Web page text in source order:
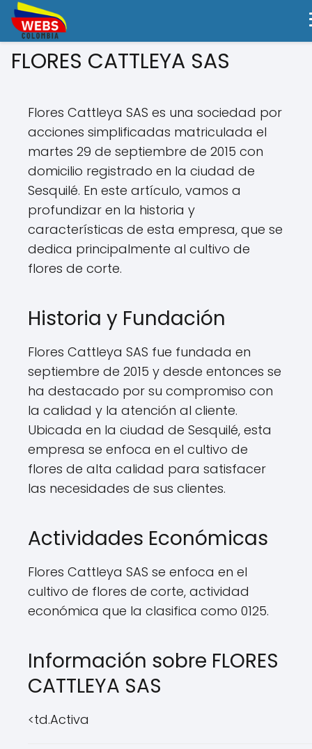
FLORES CATTLEYA SAS
Flores Cattleya SAS es una sociedad por
acciones simplificadas matriculada el
martes 29 de septiembre de 2015 con
domicilio registrado en la ciudad de
Sesquilé. En este artículo, vamos a
profundizar en la historia y
características de esta empresa, que se
dedica principalmente al cultivo de
flores de corte.
Historia y Fundación
Flores Cattleya SAS fue fundada en
septiembre de 2015 y desde entonces se
ha destacado por su compromiso con
la calidad y la atención al cliente.
Ubicada en la ciudad de Sesquilé, esta
empresa se enfoca en el cultivo de
flores de alta calidad para satisfacer
las necesidades de sus clientes.
Actividades Económicas
Flores Cattleya SAS se enfoca en el
cultivo de flores de corte, actividad
económica que la clasifica como 0125.
Información sobre FLORES
CATTLEYA SAS
<td.Activa